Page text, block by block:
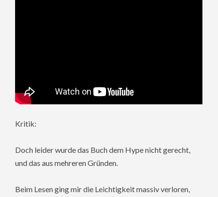
Kritik:
Doch leider wurde das Buch dem Hype nicht gerecht,
und das aus mehreren Gründen.
Beim Lesen ging mir die Leichtigkeit massiv verloren,